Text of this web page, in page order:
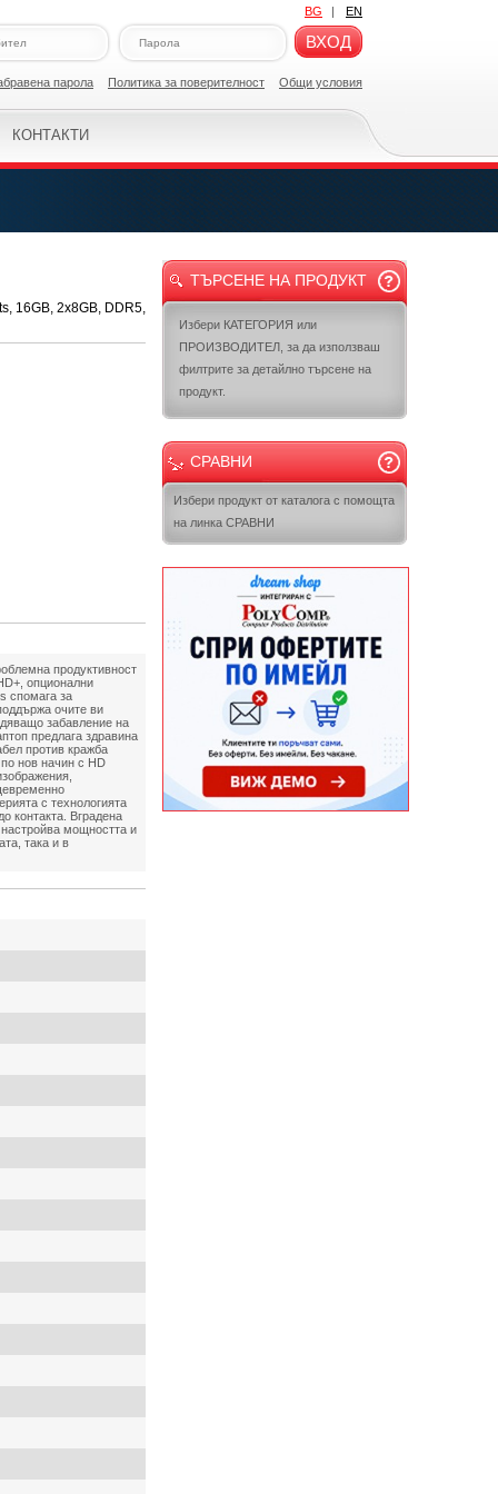
BG | EN
ВХОД
парола Политикa за поверителност Общи условия
КОНТАКТИ
16GB, 2x8GB, DDR5,
продуктивност
опционални
спомага за
очите ви
забавление на
предлага здравина
против кражба
нов начин с HD
с технологията
контакта. Вградена
мощността и
така и в
ТЪРСЕНЕ НА ПРОДУКТ
Избери КАТЕГОРИЯ или
ПРОИЗВОДИТЕЛ, за да използваш
филтрите за детайлно търсене на
продукт.
СРАВНИ
Избери продукт от каталога с помощта
на линка СРАВНИ